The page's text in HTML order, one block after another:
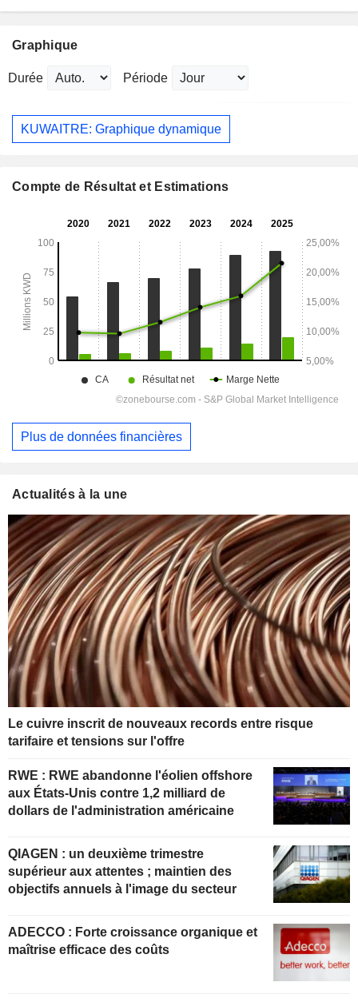
Graphique
Durée Période
KUWAITRE: Graphique dynamique
Compte de Résultat et Estimations
Plus de données financières
Actualités à la une
Le cuivre inscrit de nouveaux records entre risque
tarifaire et tensions sur l'offre
RWE : RWE abandonne l'éolien offshore
aux États-Unis contre 1,2 milliard de
dollars de l'administration américaine
QIAGEN : un deuxième trimestre
supérieur aux attentes ; maintien des
objectifs annuels à l'image du secteur
ADECCO : Forte croissance organique et
maîtrise efficace des coûts